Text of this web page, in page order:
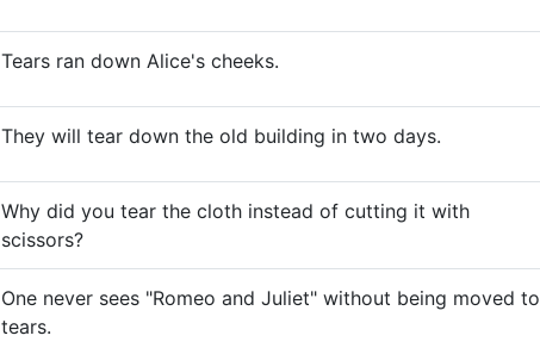
Tears ran down Alice's cheeks.
They will tear down the old building in two days.
Why did you tear the cloth instead of cutting it with
scissors?
One never sees "Romeo and Juliet" without being moved to
tears.